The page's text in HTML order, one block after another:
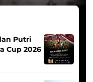
Putri
Cup 2026